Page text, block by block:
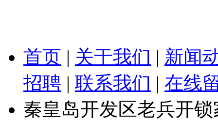
首页 | 关于我们 | 新闻
招聘 | 联系我们 | 在线
秦皇岛开发区老兵开